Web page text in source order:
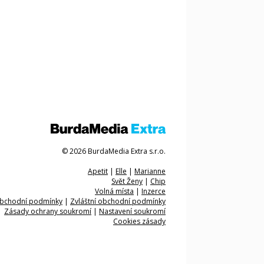
© 2026 BurdaMedia Extra s.r.o.
Apetit | Elle | Marianne
Svět Ženy | Chip
Volná místa | Inzerce
podmínky | Zvláštní obchodní podmínky
Zásady ochrany soukromí | Nastavení soukromí
Cookies zásady